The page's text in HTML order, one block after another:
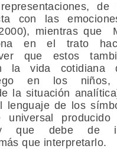
con las
mientras que
en el trato
que estos
la vida cotidiana
en los
la situación
lenguaje de los
universal
y que debe de
que interpretarlo.